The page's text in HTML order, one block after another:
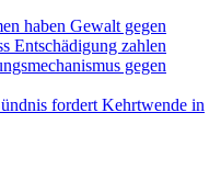
haben Gewalt gegen
Entschädigung zahlen
gegen
fordert Kehrtwende in